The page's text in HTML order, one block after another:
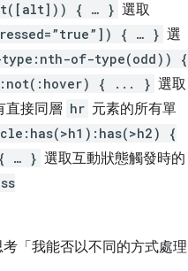
{ … } 選取
{ … } 選
of-type(odd)) {
{ ... } 選取
直接同層 hr 元素的所有單
{
{ … } 選取互動狀態觸發時的
「我能否以不同的方式處理